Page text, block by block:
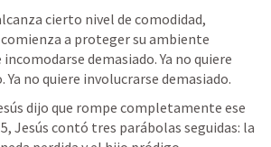
cierto nivel de comodidad,
a proteger su ambiente
demasiado. Ya no quiere
Ya no quiere involucrarse demasiado.
dijo que rompe completamente ese
, Jesús contó tres parábolas seguidas: la